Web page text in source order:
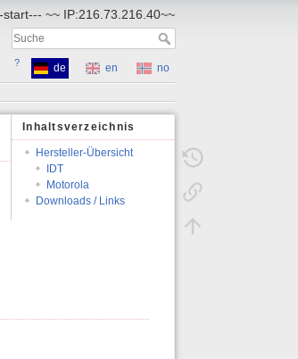
~~ IP:216.73.216.40~~
? de en
no
Inhaltsverzeichnis
Hersteller-Übersicht
IDT
Motorola
Downloads / Links